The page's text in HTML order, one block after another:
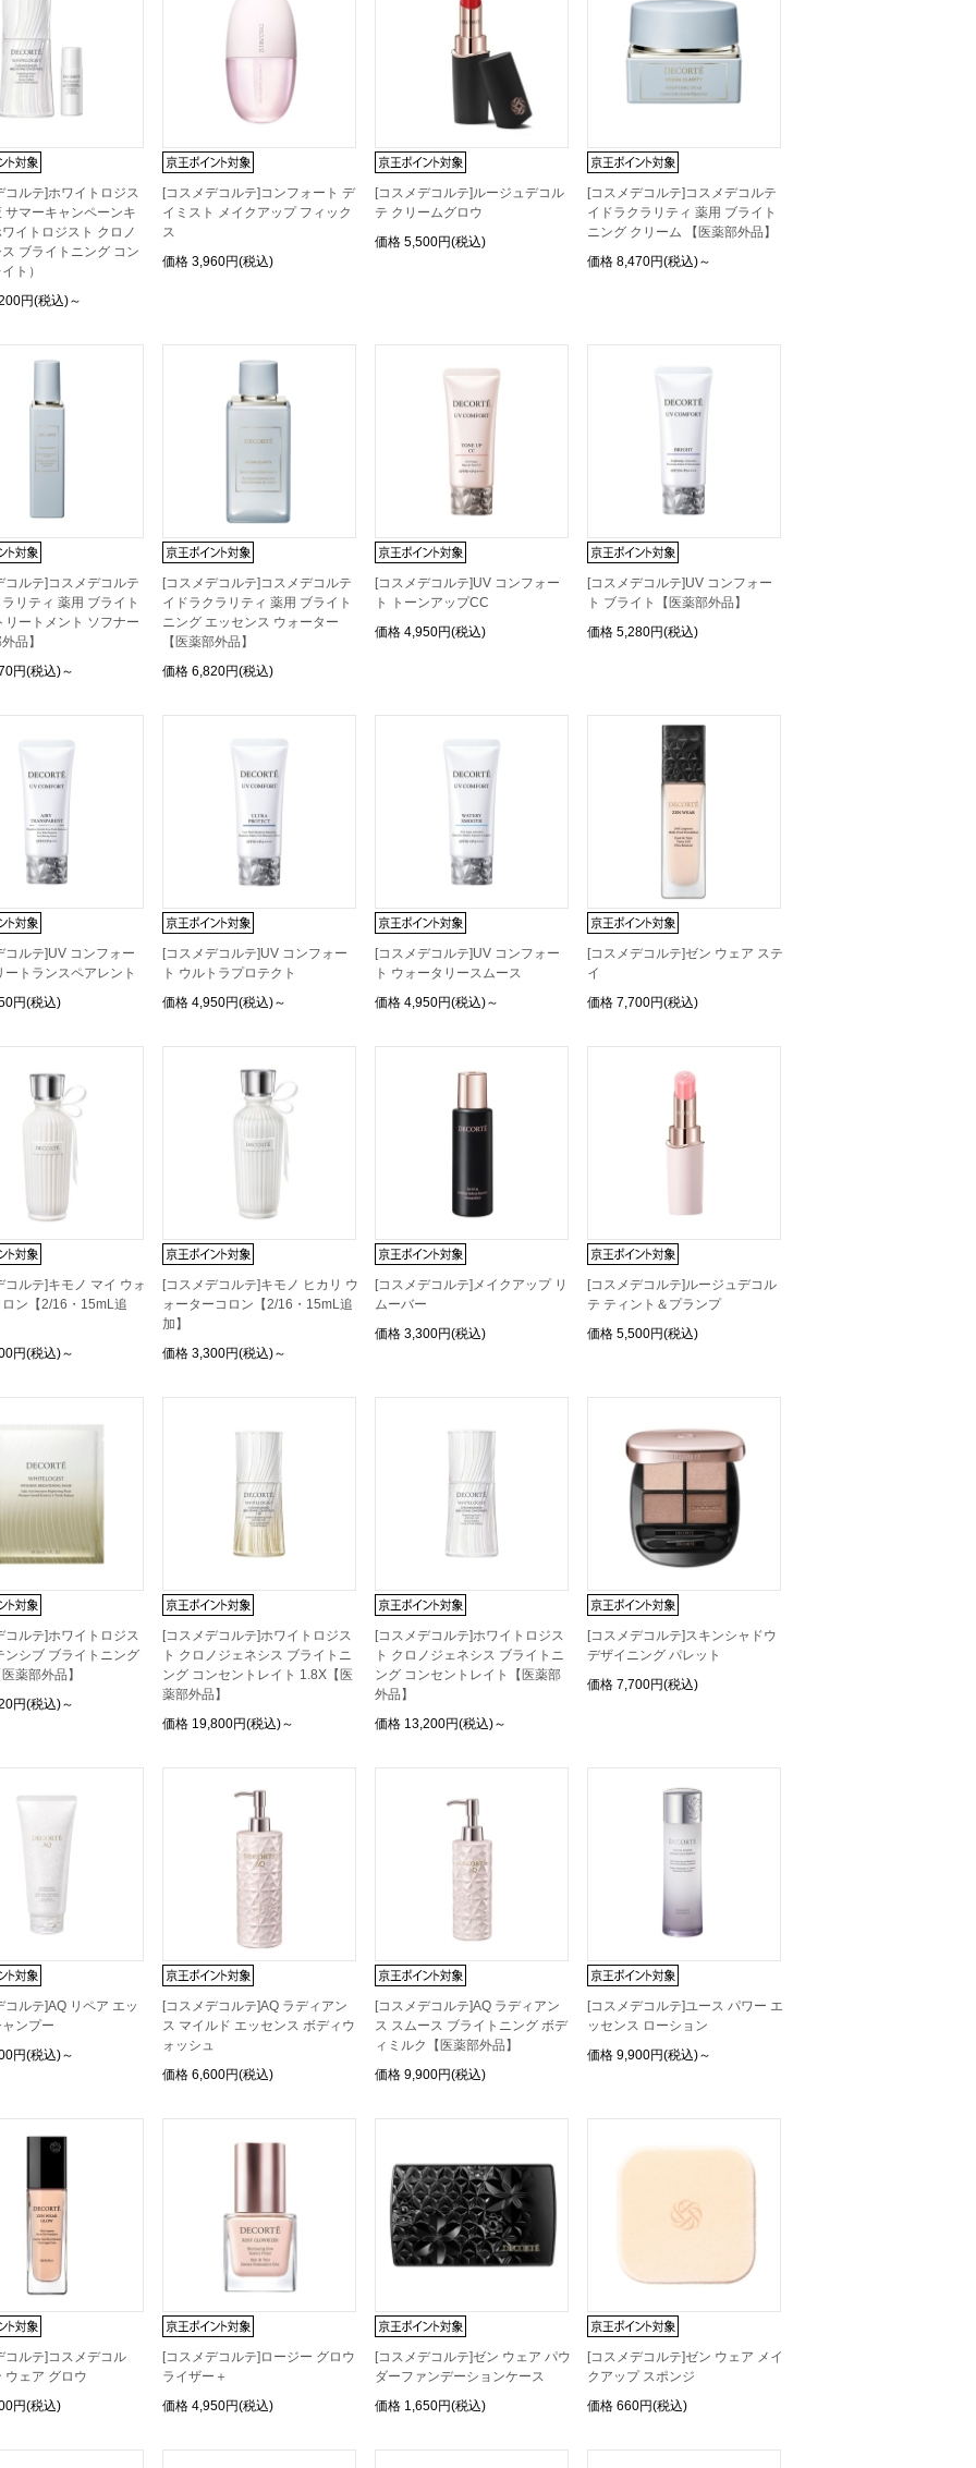
コルテ]ホワイトロジス
サマーキャンペーンキ
イトロジスト クロノ
ブライトニング コン
ト）
円(税込)～
[コスメデコルテ]コンフォート デ
イミスト メイクアップ フィック
ス
価格 3,960円(税込)
[コスメデコルテ]ルージュデコル
テ クリームグロウ
価格 5,500円(税込)
[コスメデコルテ]コスメデコルテ
イドラクラリティ 薬用 ブライト
ニング クリーム 【医薬部外品】
価格 8,470円(税込)～
コルテ]コスメデコルテ
リティ 薬用 ブライト
リートメント ソフナー
品】
円(税込)～
[コスメデコルテ]コスメデコルテ
イドラクラリティ 薬用 ブライト
ニング エッセンス ウォーター
【医薬部外品】
価格 6,820円(税込)
[コスメデコルテ]UV コンフォー
ト トーンアップCC
価格 4,950円(税込)
[コスメデコルテ]UV コンフォー
ト ブライト【医薬部外品】
価格 5,280円(税込)
コルテ]UV コンフォー
ートランスペアレント
円(税込)
[コスメデコルテ]UV コンフォー
ト ウルトラプロテクト
価格 4,950円(税込)～
[コスメデコルテ]UV コンフォー
ト ウォータリースムース
価格 4,950円(税込)～
[コスメデコルテ]ゼン ウェア ステ
イ
価格 7,700円(税込)
コルテ]キモノ マイ ウォ
ン【2/16・15mL追
円(税込)～
[コスメデコルテ]キモノ ヒカリ ウ
ォーターコロン【2/16・15mL追
加】
価格 3,300円(税込)～
[コスメデコルテ]メイクアップ リ
ムーバー
価格 3,300円(税込)
[コスメデコルテ]ルージュデコル
テ ティント＆プランプ
価格 5,500円(税込)
コルテ]ホワイトロジス
ンシブ ブライトニング
薬部外品】
円(税込)～
[コスメデコルテ]ホワイトロジス
ト クロノジェネシス ブライトニ
ング コンセントレイト 1.8X【医
薬部外品】
価格 19,800円(税込)～
[コスメデコルテ]ホワイトロジス
ト クロノジェネシス ブライトニ
ング コンセントレイト【医薬部
外品】
価格 13,200円(税込)～
[コスメデコルテ]スキンシャドウ
デザイニング パレット
価格 7,700円(税込)
コルテ]AQ リペア エッ
ンプー
円(税込)～
[コスメデコルテ]AQ ラディアン
ス マイルド エッセンス ボディウ
ォッシュ
価格 6,600円(税込)
[コスメデコルテ]AQ ラディアン
ス スムース ブライトニング ボデ
ィミルク【医薬部外品】
価格 9,900円(税込)
[コスメデコルテ]ユース パワー エ
ッセンス ローション
価格 9,900円(税込)～
コルテ]コスメデコル
ェア グロウ
円(税込)
[コスメデコルテ]ロージー グロウ
ライザー＋
価格 4,950円(税込)
[コスメデコルテ]ゼン ウェア パウ
ダーファンデーションケース
価格 1,650円(税込)
[コスメデコルテ]ゼン ウェア メイ
クアップ スポンジ
価格 660円(税込)